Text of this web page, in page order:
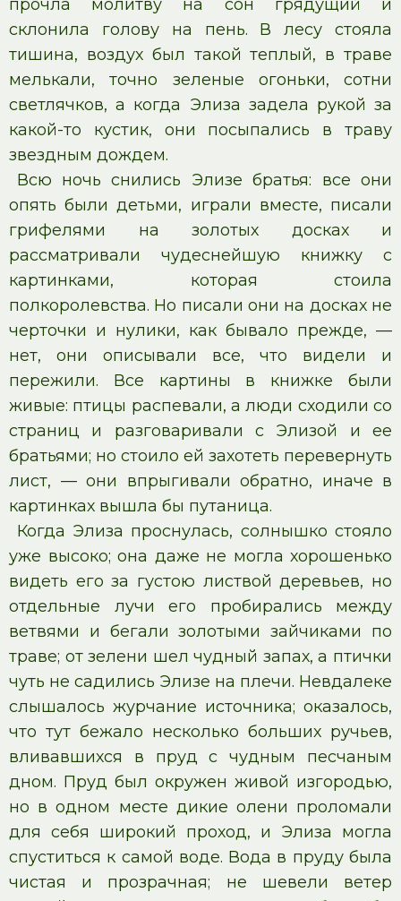
прочла молитву на сон грядущий и
склонила голову на пень. В лесу стояла
тишина, воздух был такой теплый, в траве
мелькали, точно зеленые огоньки, сотни
светлячков, а когда Элиза задела рукой за
какой-то кустик, они посыпались в траву
звездным дождем.
Всю ночь снились Элизе братья: все они
опять были детьми, играли вместе, писали
грифелями на золотых досках и
рассматривали чудеснейшую книжку с
картинками, которая стоила
полкоролевства. Но писали они на досках не
черточки и нулики, как бывало прежде, —
нет, они описывали все, что видели и
пережили. Все картины в книжке были
живые: птицы распевали, а люди сходили со
страниц и разговаривали с Элизой и ее
братьями; но стоило ей захотеть перевернуть
лист, — они впрыгивали обратно, иначе в
картинках вышла бы путаница.
Когда Элиза проснулась, солнышко стояло
уже высоко; она даже не могла хорошенько
видеть его за густою листвой деревьев, но
отдельные лучи его пробирались между
ветвями и бегали золотыми зайчиками по
траве; от зелени шел чудный запах, а птички
чуть не садились Элизе на плечи. Невдалеке
слышалось журчание источника; оказалось,
что тут бежало несколько больших ручьев,
вливавшихся в пруд с чудным песчаным
дном. Пруд был окружен живой изгородью,
но в одном месте дикие олени проломали
для себя широкий проход, и Элиза могла
спуститься к самой воде. Вода в пруду была
чистая и прозрачная; не шевели ветер